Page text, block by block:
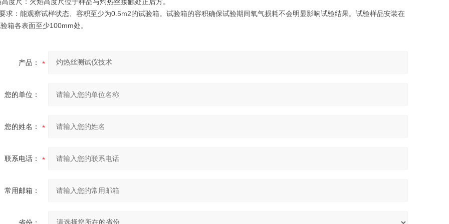
求：能观察试样状态、容积至少为0.5m2的试验箱。试验箱的容积确保试验期间氧气损耗不会明显影响试验结果。试验样品安装在
箱各表面至少100mm处。
产品：
您的单位：
您的姓名：
联系电话：
常用邮箱：